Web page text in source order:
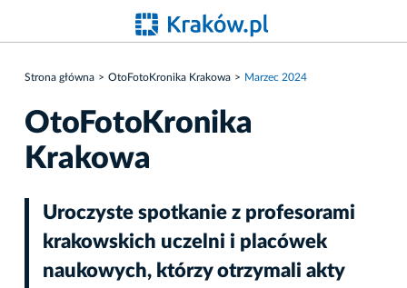
Strona główna OtoFotoKronika Krakowa Marzec 2024
OtoFotoKronika
Krakowa
Uroczyste spotkanie z profesorami
krakowskich uczelni i placówek
naukowych, którzy otrzymali akty